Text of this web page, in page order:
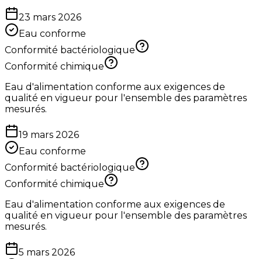
23 mars 2026
Eau conforme
Conformité bactériologique
Conformité chimique
Eau d'alimentation conforme aux exigences de
qualité en vigueur pour l'ensemble des paramètres
mesurés.
19 mars 2026
Eau conforme
Conformité bactériologique
Conformité chimique
Eau d'alimentation conforme aux exigences de
qualité en vigueur pour l'ensemble des paramètres
mesurés.
5 mars 2026